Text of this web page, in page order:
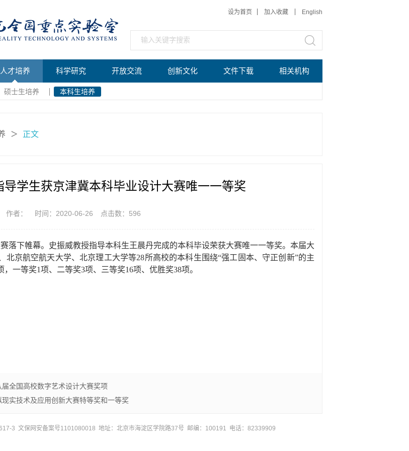
设为首页 加入收藏 English
人才培养 科学研究 开放交流 创新文化 文件下载 相关机构
硕士生培养 本科生培养
＞ 正文
学生获京津冀本科毕业设计大赛唯一一等奖
作者： 时间：2020-06-26 点击数： 596
落下帷幕。史振威教授指导本科生王晨丹完成的本科毕设荣获大赛唯一一等奖。本届大
北京航空航天大学、北京理工大学等28所高校的本科生围绕“强工固本、守正创新”的主
，一等奖1项、二等奖3项、三等奖16项、优胜奖38项。
全国高校数字艺术设计大赛奖项
实技术及应用创新大赛特等奖和一等奖
3 文保网安备案号1101080018 地址：北京市海淀区学院路37号 邮编：100191 电话：82339909